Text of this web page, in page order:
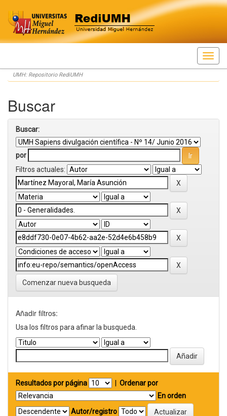
Skip
navigation
UMH: Repositorio RediUMH
Buscar
Buscar:
por
Filtros actuales:
Comenzar nueva busqueda
Añadir filtros:
Usa los filtros para afinar la busqueda.
Resultados por página
Ordenar por
En orden
Autor/registro